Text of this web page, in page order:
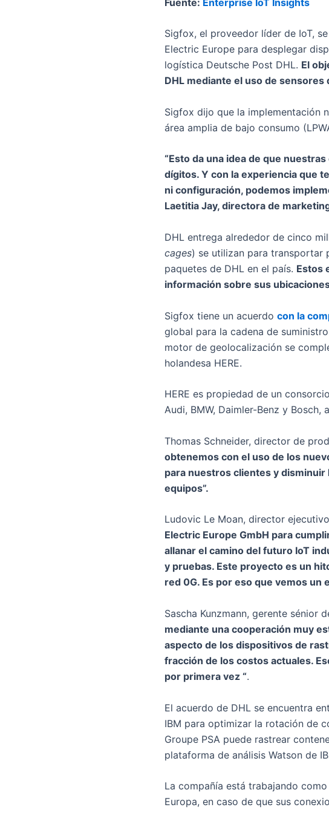
Sigfox, el proveedor líder de IoT,
Electric Europe para desplegar
logística Deutsche Post DHL. El
DHL mediante el uso de sensores
Sigfox dijo que la implementación
área amplia de bajo consumo
“Esto da una idea de que
dígitos. Y con la experiencia que
ni configuración, podemos
Laetitia Jay, directora de
DHL entrega alrededor de cinco
cages) se utilizan para transportar
paquetes de DHL en el país. Estos
información sobre sus
Sigfox tiene un acuerdo con la
global para la cadena de
motor de geolocalización se
holandesa HERE.
HERE es propiedad de un
Audi, BMW, Daimler-Benz y Bosch,
Thomas Schneider, director de
obtenemos con el uso de los
para nuestros clientes y
equipos”.
Ludovic Le Moan, director
Electric Europe GmbH para
allanar el camino del futuro IoT
y pruebas. Este proyecto es un
red 0G. Es por eso que vemos un
Sascha Kunzmann, gerente sénior
mediante una cooperación muy
aspecto de los dispositivos de
fracción de los costos actuales.
por primera vez “.
El acuerdo de DHL se encuentra
IBM para optimizar la rotación de
Groupe PSA puede rastrear
plataforma de análisis Watson de
La compañía está trabajando
Europa, en caso de que sus